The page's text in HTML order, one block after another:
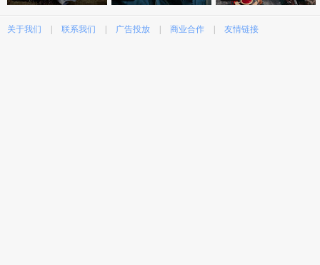
关于我们 联系我们 广告投放 商业合作 友情链接